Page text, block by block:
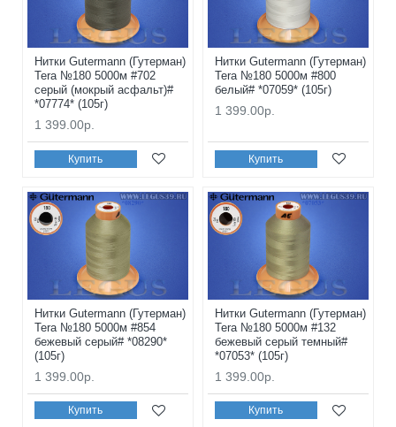
Нитки Gutermann (Гутерман)
Tera №180 5000м #702
серый (мокрый асфальт)#
*07774* (105г)
1 399.00р.
Купить
Нитки Gutermann (Гутерман)
Tera №180 5000м #800
белый# *07059* (105г)
1 399.00р.
Купить
Нитки Gutermann (Гутерман)
Tera №180 5000м #854
бежевый серый# *08290*
(105г)
1 399.00р.
Купить
Нитки Gutermann (Гутерман)
Tera №180 5000м #132
бежевый серый темный#
*07053* (105г)
1 399.00р.
Купить